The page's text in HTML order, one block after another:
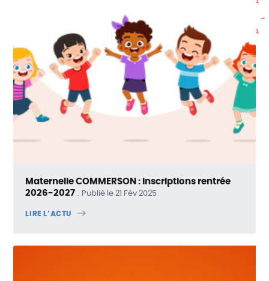
Maternelle COMMERSON : Inscriptions rentrée
2026-2027
Publié le 21 Fév 2025
LIRE L’ACTU